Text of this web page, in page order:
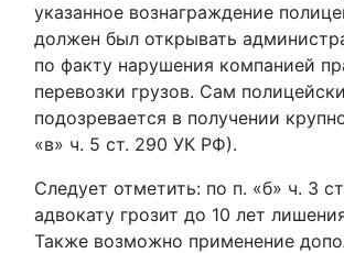
указанное вознаграждение
должен был открывать
по факту нарушения компанией
перевозки грузов. Сам
подозревается в получении
«в» ч. 5 ст. 290 УК РФ).
Следует отметить: по п. «б» ч. 3
адвокату грозит до 10 лет
Также возможно применение